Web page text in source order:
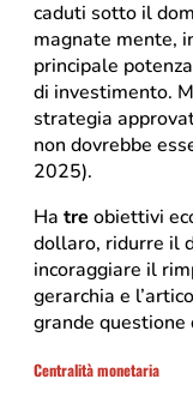
caduti sotto il
magnate mente,
principale
di investimento.
strategia
non dovrebbe
2025).
Ha tre obiettivi
dollaro, ridurre il
incoraggiare il
gerarchia e
grande questione
Centralità monetaria